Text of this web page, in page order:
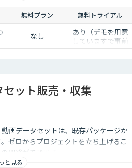
無料プラン 無料トライアル
なし
あり（デモを用意
していますで事前
に確認が可能で
ット販売・収集
画データセットは、既存パッケージか
ゼロからプロジェクトを立ち上げるこ
開発ができます。
と見る